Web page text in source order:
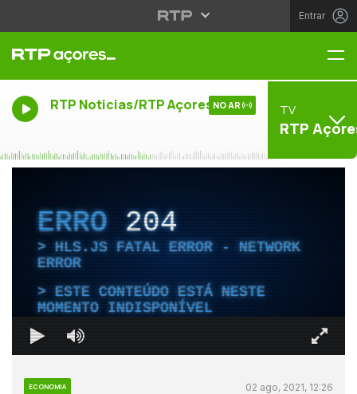
Entrar
RTP Noticias/RTP Açores NO AR TV
RTP
ERRO204
HLS.JS FATAL ERROR - NETWORK
ERROR
ESTE CONTEÚDO ESTÁ NESTE
MOMENTO INDISPONÍVEL
ECONOMIA 02 ago, 2021, 12:26